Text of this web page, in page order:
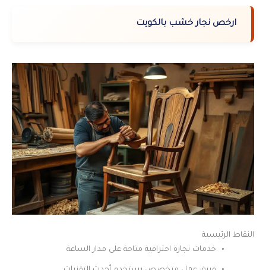
ارخص نجار خشب بالكويت
النقاط الرئيسية
خدمات نجارة احترافية متاحة على مدار الساعة